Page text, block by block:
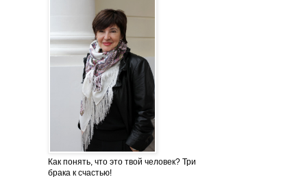
Как понять, что это твой человек? Три
брака к счастью!